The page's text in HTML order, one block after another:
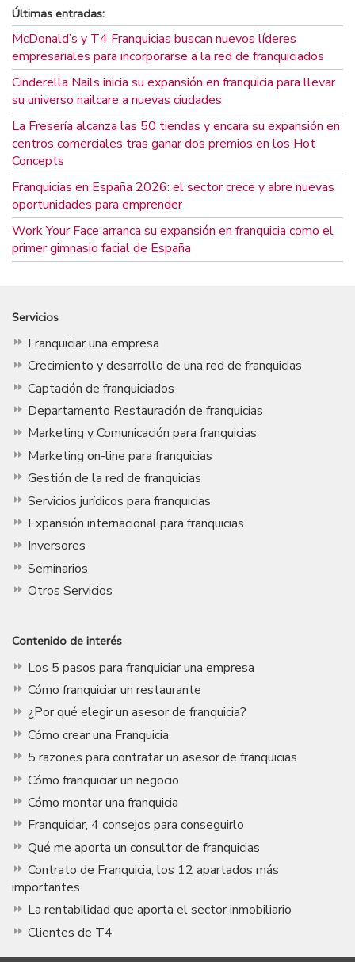
Últimas entradas:
McDonald’s y T4 Franquicias buscan nuevos líderes
empresariales para incorporarse a la red de franquiciados
Cinderella Nails inicia su expansión en franquicia para llevar
su universo nailcare a nuevas ciudades
La Fresería alcanza las 50 tiendas y encara su expansión en
centros comerciales tras ganar dos premios en los Hot
Concepts
Franquicias en España 2026: el sector crece y abre nuevas
oportunidades para emprender
Work Your Face arranca su expansión en franquicia como el
primer gimnasio facial de España
Servicios
Franquiciar una empresa
Crecimiento y desarrollo de una red de franquicias
Captación de franquiciados
Departamento Restauración de franquicias
Marketing y Comunicación para franquicias
Marketing on-line para franquicias
Gestión de la red de franquicias
Servicios jurídicos para franquicias
Expansión internacional para franquicias
Inversores
Seminarios
Otros Servicios
Contenido de interés
Los 5 pasos para franquiciar una empresa
Cómo franquiciar un restaurante
¿Por qué elegir un asesor de franquicia?
Cómo crear una Franquicia
5 razones para contratar un asesor de franquicias
Cómo franquiciar un negocio
Cómo montar una franquicia
Franquiciar, 4 consejos para conseguirlo
Qué me aporta un consultor de franquicias
Contrato de Franquicia, los 12 apartados más
importantes
La rentabilidad que aporta el sector inmobiliario
Clientes de T4